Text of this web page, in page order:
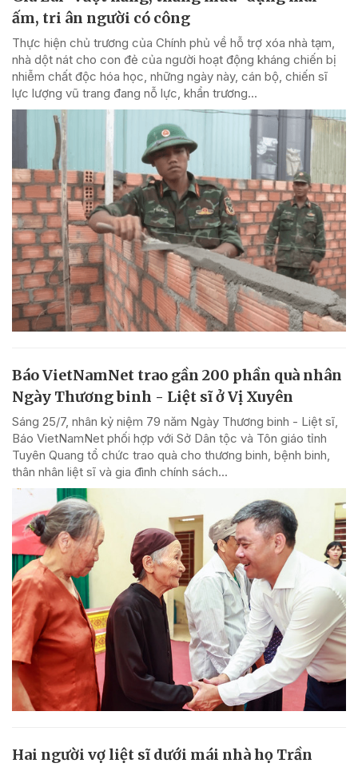
ấm, tri ân người có công
Thực hiện chủ trương của Chính phủ về hỗ trợ xóa nhà tạm,
nhà dột nát cho con đẻ của người hoạt động kháng chiến bị
nhiễm chất độc hóa học, những ngày này, cán bộ, chiến sĩ
lực lượng vũ trang đang nỗ lực, khẩn trương...
Báo VietNamNet trao gần 200 phần quà nhân
Ngày Thương binh - Liệt sĩ ở Vị Xuyên
Sáng 25/7, nhân kỷ niệm 79 năm Ngày Thương binh - Liệt sĩ,
Báo VietNamNet phối hợp với Sở Dân tộc và Tôn giáo tỉnh
Tuyên Quang tổ chức trao quà cho thương binh, bệnh binh,
thân nhân liệt sĩ và gia đình chính sách...
Hai người vợ liệt sĩ dưới mái nhà họ Trần